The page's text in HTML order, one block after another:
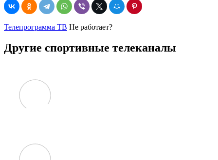
Телепрограмма ТВ Не работает?
Другие спортивные телеканалы